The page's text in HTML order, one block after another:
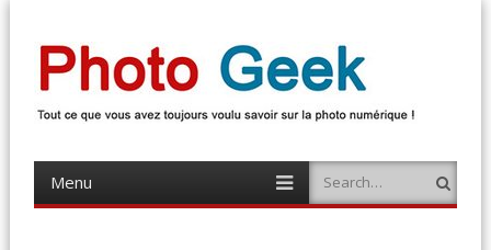
Photo Geek
Menu
content
Search